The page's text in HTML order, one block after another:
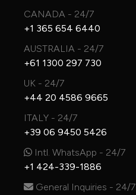
CANADA - 24/7
+1 365 654 6440
AUSTRALIA - 24/7
+61 1300 297 730
UK - 24/7
+44 20 4586 9665
ITALY - 24/7
+39 06 9450 5426
Intl. WhatsApp - 24/7
+1 424-339-1886
General Inquiries - 24/7